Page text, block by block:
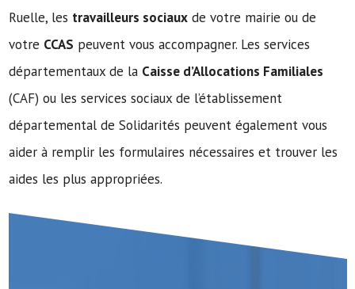
Ruelle, les travailleurs sociaux de votre mairie ou de
votre CCAS peuvent vous accompagner. Les services
départementaux de la Caisse d’Allocations Familiales
(CAF) ou les services sociaux de l’établissement
départemental de Solidarités peuvent également vous
aider à remplir les formulaires nécessaires et trouver les
aides les plus appropriées.